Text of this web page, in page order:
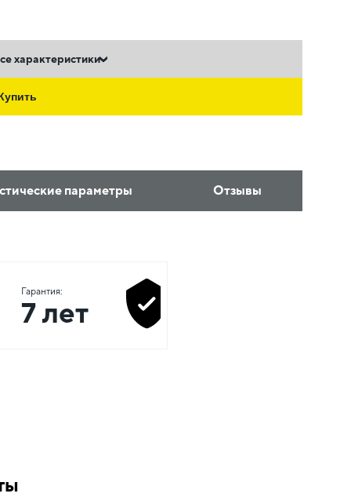
характеристики
параметры Отзывы
Гарантия:
7 лет